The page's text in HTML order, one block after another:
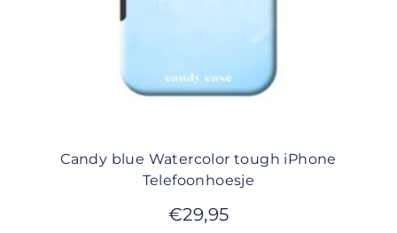
Candy blue Watercolor tough iPhone
Telefoonhoesje
€29,95